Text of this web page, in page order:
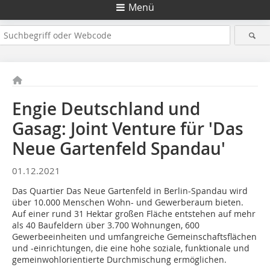
Menü
Engie Deutschland und
Gasag: Joint Venture für 'Das
Neue Gartenfeld Spandau'
01.12.2021
Das Quartier Das Neue Gartenfeld in Berlin-Spandau wird
über 10.000 Menschen Wohn- und Gewerberaum bieten.
Auf einer rund 31 Hektar großen Fläche entstehen auf mehr
als 40 Baufeldern über 3.700 Wohnungen, 600
Gewerbeeinheiten und umfangreiche Gemeinschaftsflächen
und -einrichtungen, die eine hohe soziale, funktionale und
gemeinwohlorientierte Durchmischung ermöglichen.